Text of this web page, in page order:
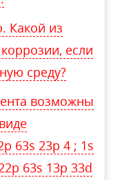
Какой из
если
среду?
возможны
63s 23p 4 ; 1s
63s 13p 33d